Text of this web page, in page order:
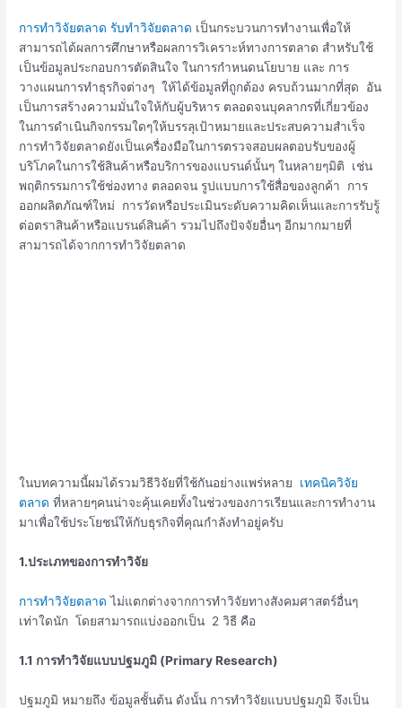
การทำวิจัยตลาด รับทำวิจัยตลาด เป็นกระบวนการทำงานเพื่อให้
สามารถได้ผลการศึกษาหรือผลการวิเคราะห์ทางการตลาด สำหรับใช้
เป็นข้อมูลประกอบการตัดสินใจ ในการกำหนดนโยบาย และ การ
วางแผนการทำธุรกิจต่างๆ ให้ได้ข้อมูลที่ถูกต้อง ครบถ้วนมากที่สุด อัน
เป็นการสร้างความมั่นใจให้กับผู้บริหาร ตลอดจนบุคลากรที่เกี่ยวข้อง
ในการดำเนินกิจกรรมใดๆให้บรรลุเป้าหมายและประสบความสำเร็จ
การทำวิจัยตลาดยังเป็นเครื่องมือในการตรวจสอบผลตอบรับของผู้
บริโภคในการใช้สินค้าหรือบริการของแบรนด์นั้นๆ ในหลายๆมิติ เช่น
พฤติกรรมการใช้ช่องทาง ตลอดจน รูปแบบการใช้สื่อของลูกค้า การ
ออกผลิตภัณฑ์ใหม่ การวัดหรือประเมินระดับความคิดเห็นและการรับรู้
ต่อตราสินค้าหรือแบรนด์สินค้า รวมไปถึงปัจจัยอื่นๆ อีกมากมายที่
สามารถได้จากการทำวิจัยตลาด
ในบทความนี้ผมได้รวมวิธีวิจัยที่ใช้กันอย่างแพร่หลาย เทคนิควิจัย
ตลาด ที่หลายๆคนน่าจะคุ้นเคยทั้งในช่วงของการเรียนและการทำงาน
มาเพื่อใช้ประโยชน์ให้กับธุรกิจที่คุณกำลังทำอยู่ครับ
1.ประเภทของการทำวิจัย
การทำวิจัยตลาด ไม่แตกต่างจากการทำวิจัยทางสังคมศาสตร์อื่นๆ
เท่าใดนัก โดยสามารถแบ่งออกเป็น 2 วิธี คือ
1.1 การทำวิจัยแบบปฐมภูมิ (Primary Research)
ปฐมภูมิ หมายถึง ข้อมูลชั้นต้น ดังนั้น การทำวิจัยแบบปฐมภูมิ จึงเป็น